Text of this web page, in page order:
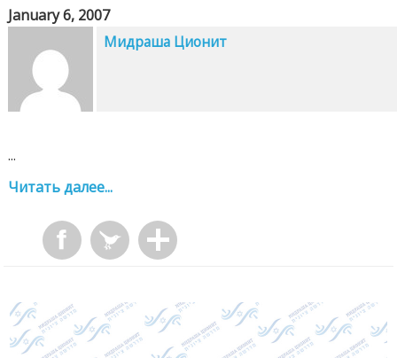
January 6, 2007
Мидраша Ционит
...
Читать далее...